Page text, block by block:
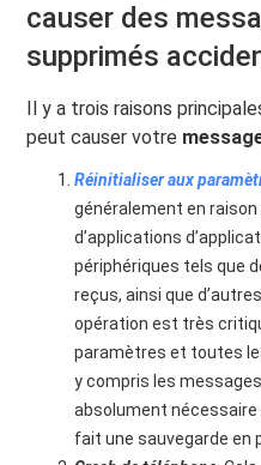
causer des
supprimés
Il y a trois raisons
peut causer votre
Réinitialiser aux
généralement en
d’applications
périphériques tels que
reçus, ainsi que
opération est très
paramètres et toutes
y compris les
absolument
fait une sauvegarde en